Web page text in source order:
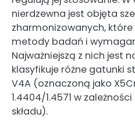
nierdzewna jest objęta
zharmonizowanych, które
metody badań i
Najważniejszą z nich jest
klasyfikuje różne gatunki
V4A (oznaczoną jako
1.4404/1.4571 w
składu).